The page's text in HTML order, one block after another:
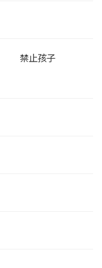
禁止孩子